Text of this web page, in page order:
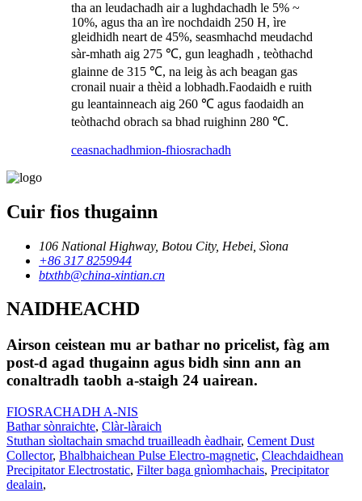
tha an leudachadh air a lughdachadh le 5% ~
10%, agus tha an ìre nochdaidh 250 H, ìre
gleidhidh neart de 45%, seasmhachd meudachd
sàr-mhath aig 275 ℃, gun leaghadh , teòthachd
glainne de 315 ℃, na leig às ach beagan gas
cronail nuair a thèid a lobhadh.Faodaidh e ruith
gu leantainneach aig 260 ℃ agus faodaidh an
teòthachd obrach sa bhad ruighinn 280 ℃.
ceasnachadhmion-fhiosrachadh
Cuir fios thugainn
106 National Highway, Botou City, Hebei, Sìona
+86 317 8259944
btxthb@china-xintian.cn
NAIDHEACHD
Airson ceistean mu ar bathar no pricelist, fàg am
post-d agad thugainn agus bidh sinn ann an
conaltradh taobh a-staigh 24 uairean.
FIOSRACHADH A-NIS
Bathar sònraichte, Clàr-làraich
Stuthan sìoltachain smachd truailleadh èadhair, Cement Dust
Collector, Bhalbhaichean Pulse Electro-magnetic, Cleachdaidhean
Precipitator Electrostatic, Filter baga gnìomhachais, Precipitator
dealain,